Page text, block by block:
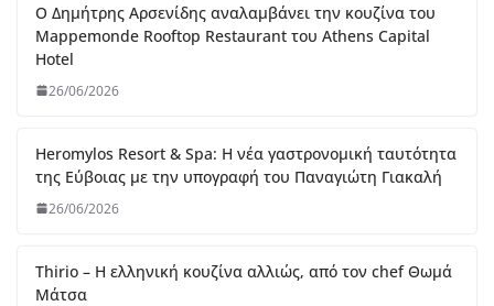
Ο Δημήτρης Αρσενίδης αναλαμβάνει την κουζίνα του
Mappemonde Rooftop Restaurant του Athens Capital
Hotel
26/06/2026
Heromylos Resort & Spa: Η νέα γαστρονομική ταυτότητα
της Εύβοιας με την υπογραφή του Παναγιώτη Γιακαλή
26/06/2026
Thirio – Η ελληνική κουζίνα αλλιώς, από τον chef Θωμά
Μάτσα